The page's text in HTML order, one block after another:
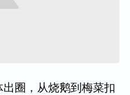
圈，从烧鹅到梅菜扣